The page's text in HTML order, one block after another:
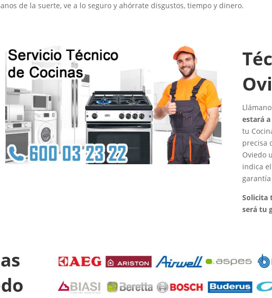
de la suerte, ve a lo seguro y ahórrate disgustos, tiempo y dinero.
estará
tu
precisa
Oviedo
indica
Solicita
será tu